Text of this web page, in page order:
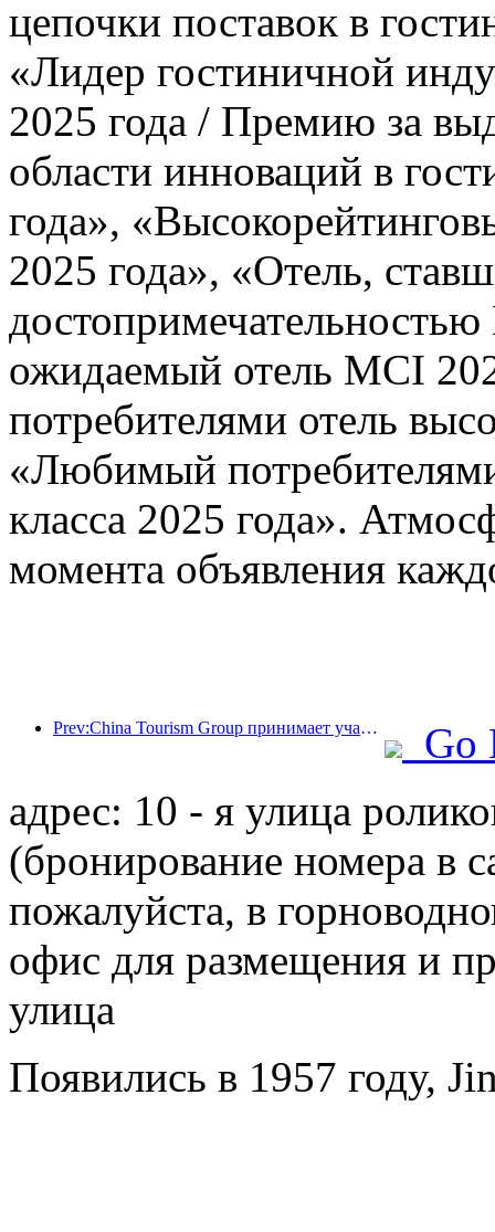
цепочки поставок в
«Лидер гостиничной
2025 года / Премию за
области инноваций в
года»,
2025 года», «Отель,
ожидаемый отель MCI
потребителями отель
«Любимый
класса 2025 года».
момента объявления
Prev:China Tourism Group принимает участие в Китайской международной импортной выставке уже восемь лет подряд, подписав контракты на сумму более 1 млрд долларов США.
Go
адрес: 10 - я улица
(бронирование номера в
пожалуйста, в
офис для размещения и
улица
Появились в 1957 году,